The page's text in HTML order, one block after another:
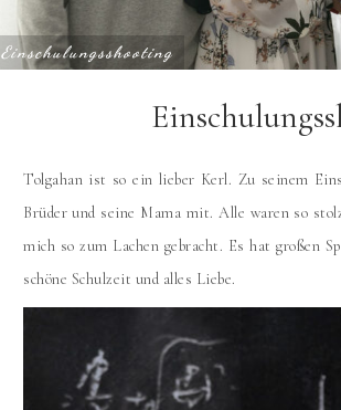
Einschulungsshooting
Tolgahan ist so ein lieber Kerl. Zu seinem
Brüder und seine Mama mit. Alle waren so
mich so zum Lachen gebracht. Es hat großen
schöne Schulzeit und alles Liebe.